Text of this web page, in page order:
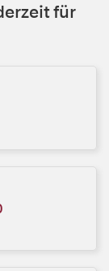
für